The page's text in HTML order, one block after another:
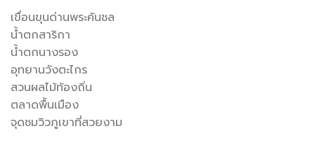
เขื่อนขุนด่านพระคันชล
น้ำตกสาริกา
น้ำตกนางรอง
อุทยานวังตะไกร
สวนผลไม้ท้องถิ่น
ตลาดพื้นเมือง
จุดชมวิวภูเขาที่สวยงาม